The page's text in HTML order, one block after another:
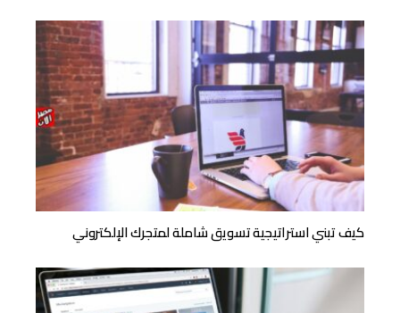
كيف تبني استراتيجية تسويق شاملة لمتجرك الإلكتروني